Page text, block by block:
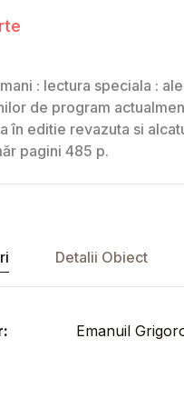
: lectura speciala :
de program
în editie revazuta si
pagini 485 p.
Detalii Obiect
Emanuil